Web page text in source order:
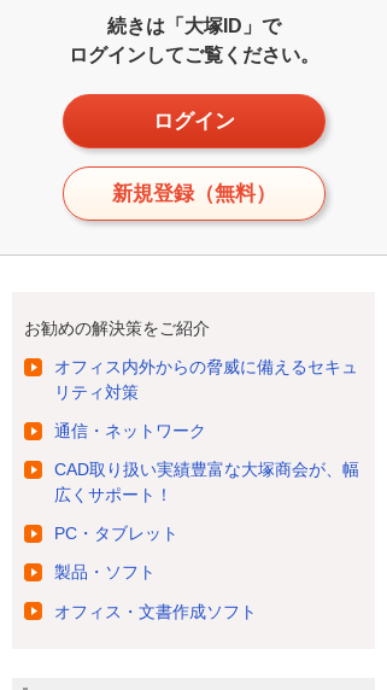
続きは「大塚ID」で
ログインしてご覧ください。
ログイン
新規登録（無料）
お勧めの解決策をご紹介
オフィス内外からの脅威に備えるセキュ
リティ対策
通信・ネットワーク
CAD取り扱い実績豊富な大塚商会が、幅
広くサポート！
PC・タブレット
製品・ソフト
オフィス・文書作成ソフト